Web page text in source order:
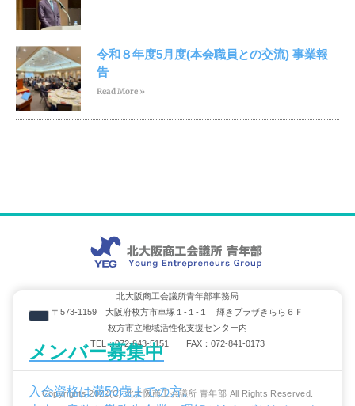
令和８年度5月度(本会職員との交流) 事業報
告
Read More »
メンバー募集中
入会資格は満50歳までの方。
北大阪商工会議所青年部事務局
〒573-1159 大阪府枚方市車塚１-１-１ 輝きプラザきらら６Ｆ
枚方市立地域活性化支援センター内
TEL：072-843-5151 FAX：072-841-0173
Copyrights 2022(C) 北大阪商工会議所 青年部 All Rights Reserved.